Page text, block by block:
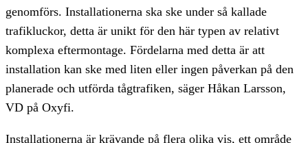
genomförs. Installationerna ska ske under så kallade
trafikluckor, detta är unikt för den här typen av relativt
komplexa eftermontage. Fördelarna med detta är att
installation kan ske med liten eller ingen påverkan på den
planerade och utförda tågtrafiken, säger Håkan Larsson,
VD på Oxyfi.
Installationerna är krävande på flera olika vis, ett område